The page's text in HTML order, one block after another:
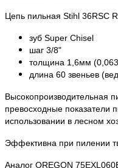
Цепь пильная Stihl 36RSC
зуб Super Chisel
шаг 3/8"
толщина 1,6мм
длина 60 звеньев
Высокопроизводительная
превосходные показатели
использовании в лесном
Эффективна при пилении
Аналог OREGON